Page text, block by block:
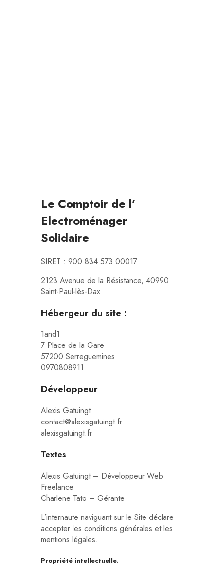
Le Comptoir de l’
Electroménager
Solidaire
SIRET : 900 834 573 00017
2123 Avenue de la Résistance, 40990
Saint-Paul-lès-Dax
Hébergeur du site :
1and1
7 Place de la Gare
57200 Serreguemines
0970808911
Développeur
Alexis Gatuingt
contact@alexisgatuingt.fr
alexisgatuingt.fr
Textes
Alexis Gatuingt – Développeur Web
Freelance
Charlene Tato – Gérante
L’internaute naviguant sur le Site déclare
accepter les conditions générales et les
mentions légales.
Propriété intellectuelle.